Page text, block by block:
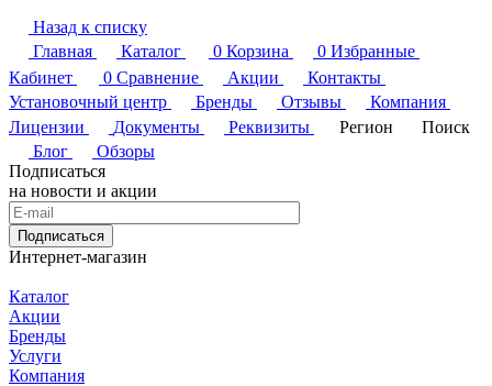
Назад к списку
Главная
Каталог 0 Корзина 0 Избранные
Кабинет
0 Сравнение Акции
Контакты
Установочный центр
Бренды Отзывы
Компания
Лицензии
Документы Реквизиты Регион
Поиск
Блог
Обзоры
Подписаться
на новости и акции
Подписаться
Интернет-магазин
Каталог
Акции
Бренды
Услуги
Компания